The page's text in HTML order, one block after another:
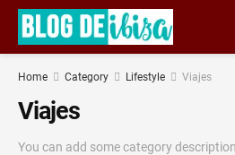
Home Category Lifestyle Viajes
Viajes
You can add some category